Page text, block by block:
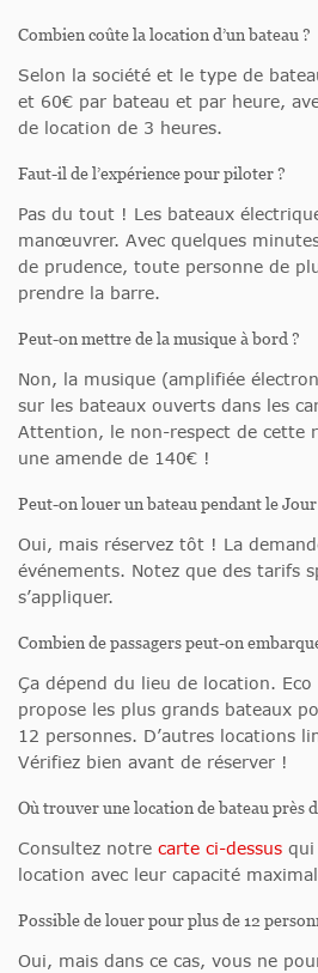
Combien coûte la location d’un bateau ?
Selon la société et le type de
et 60€ par bateau et par heure,
de location de 3 heures.
Faut-il de l’expérience pour piloter ?
Pas du tout ! Les bateaux
manœuvrer. Avec quelques
de prudence, toute personne de
prendre la barre.
Peut-on mettre de la musique à bord ?
Non, la musique (amplifiée
sur les bateaux ouverts dans les
Attention, le non-respect de cette
une amende de 140€ !
Peut-on louer un bateau pendant le
Oui, mais réservez tôt ! La
événements. Notez que des tarifs
s’appliquer.
Combien de passagers peut-on
Ça dépend du lieu de location.
propose les plus grands bateaux
12 personnes. D’autres locations
Vérifiez bien avant de réserver !
Où trouver une location de bateau près
Consultez notre carte ci-dessus qui
location avec leur capacité
Possible de louer pour plus de 12
Oui, mais dans ce cas, vous ne